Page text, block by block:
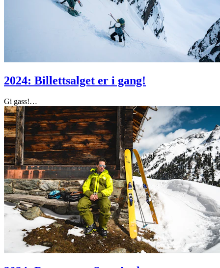
2024: Billettsalget er i gang!
Gi gass!…